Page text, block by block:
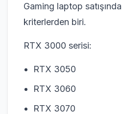
Gaming laptop
kriterlerden biri.
RTX 3000 serisi:
RTX 3050
RTX 3060
RTX 3070